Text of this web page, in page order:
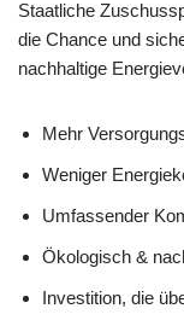
Staatliche
die Chance und
nachhaltige
Mehr
Weniger
Umfassender
Ökologisch &
Investition, die